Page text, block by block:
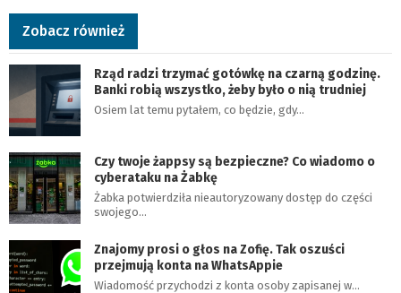
Zobacz również
Rząd radzi trzymać gotówkę na czarną godzinę.
Banki robią wszystko, żeby było o nią trudniej
Osiem lat temu pytałem, co będzie, gdy…
Czy twoje żappsy są bezpieczne? Co wiadomo o
cyberataku na Żabkę
Żabka potwierdziła nieautoryzowany dostęp do części
swojego…
Znajomy prosi o głos na Zofię. Tak oszuści
przejmują konta na WhatsAppie
Wiadomość przychodzi z konta osoby zapisanej w…